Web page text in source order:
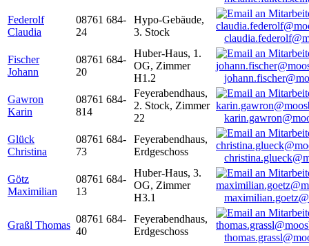
Federolf
Claudia
08761 684-
24
Hypo-Gebäude,
3. Stock
Fischer
Johann
08761 684-
20
Huber-Haus, 1.
OG, Zimmer
H1.2
Gawron
Karin
08761 684-
814
Feyerabendhaus,
2. Stock, Zimmer
22
Glück
Christina
08761 684-
73
Feyerabendhaus,
Erdgeschoss
Götz
Maximilian
08761 684-
13
Huber-Haus, 3.
OG, Zimmer
H3.1
Graßl Thomas
08761 684-
40
Feyerabendhaus,
Erdgeschoss